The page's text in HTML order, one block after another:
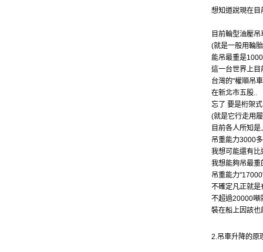
想知道說現在目
目前輪型油壓吊
(就是一般用輪
能吊最重是
這一台世界上目
台灣的"權順吊
在新北市五股..
忘了 要是桁架
(就是它行走用
目前各人所知
吊重能力3000
我想可能還有比
我想能夠吊最重
吊重能力
不確定凡正就
不超過20000噸
裝在船上因該也
2.吊車升降的原